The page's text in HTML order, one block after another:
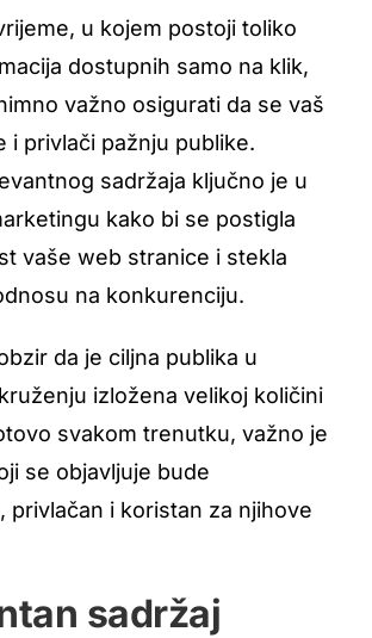
u kojem postoji toliko
dostupnih samo na klik,
važno osigurati da se vaš
i privlači pažnju publike.
sadržaja ključno je u
kako bi se postigla
vaše web stranice i stekla
na konkurenciju.
da je ciljna publika u
izložena velikoj količini
svakom trenutku, važno je
se objavljuje bude
privlačan i koristan za njihove
sadržaj